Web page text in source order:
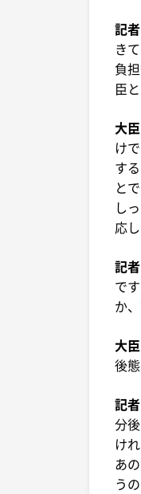
記者
き
負
臣
大臣
け
す
と
し
応
記者
で
か
大臣
後
記者
分
け
あ
う